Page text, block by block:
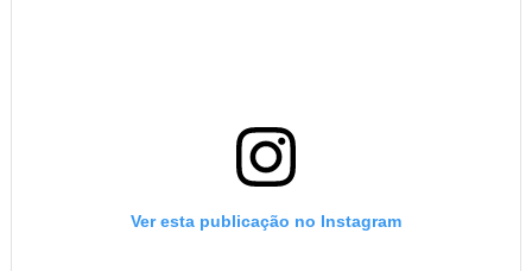
Ver esta publicação no Instagram